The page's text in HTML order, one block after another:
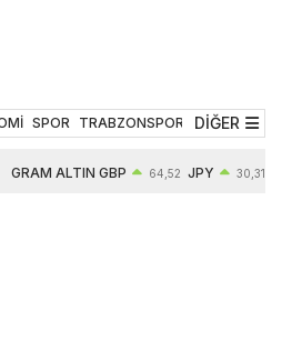
SPOR TRABZONSPOR TEKNOLOJİ
DİĞER
GRAM ALTIN GBP 64,52 JPY 30,31